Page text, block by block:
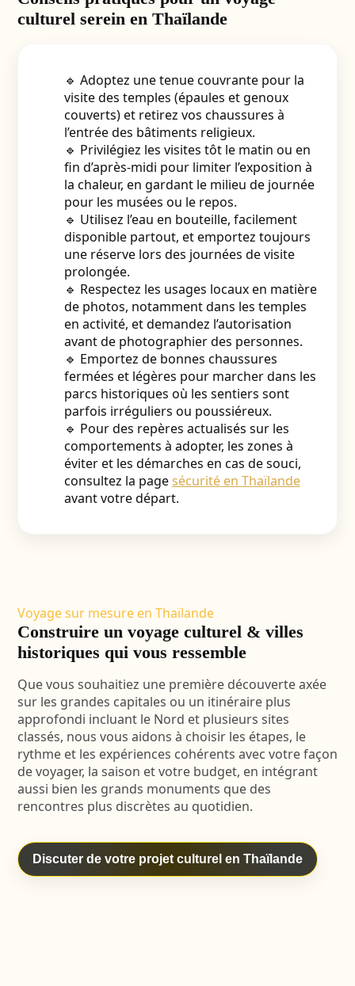
culturel serein en Thaïlande
🔹 Adoptez une tenue couvrante pour la
visite des temples (épaules et genoux
couverts) et retirez vos chaussures à
l’entrée des bâtiments religieux.
🔹 Privilégiez les visites tôt le matin ou en
fin d’après-midi pour limiter l’exposition à
la chaleur, en gardant le milieu de journée
pour les musées ou le repos.
🔹 Utilisez l’eau en bouteille, facilement
disponible partout, et emportez toujours
une réserve lors des journées de visite
prolongée.
🔹 Respectez les usages locaux en matière
de photos, notamment dans les temples
en activité, et demandez l’autorisation
avant de photographier des personnes.
🔹 Emportez de bonnes chaussures
fermées et légères pour marcher dans les
parcs historiques où les sentiers sont
parfois irréguliers ou poussiéreux.
🔹 Pour des repères actualisés sur les
comportements à adopter, les zones à
éviter et les démarches en cas de souci,
consultez la pagesécurité en Thaïlande
avant votre départ.
Voyage sur mesure en Thaïlande
Construire un voyage culturel & villes
historiques qui vous ressemble
Que vous souhaitiez une première découverte axée
sur les grandes capitales ou un itinéraire plus
approfondi incluant le Nord et plusieurs sites
classés, nous vous aidons à choisir les étapes, le
rythme et les expériences cohérents avec votre façon
de voyager, la saison et votre budget, en intégrant
aussi bien les grands monuments que des
rencontres plus discrètes au quotidien.
Discuter de votre projet culturel en Thaïlande